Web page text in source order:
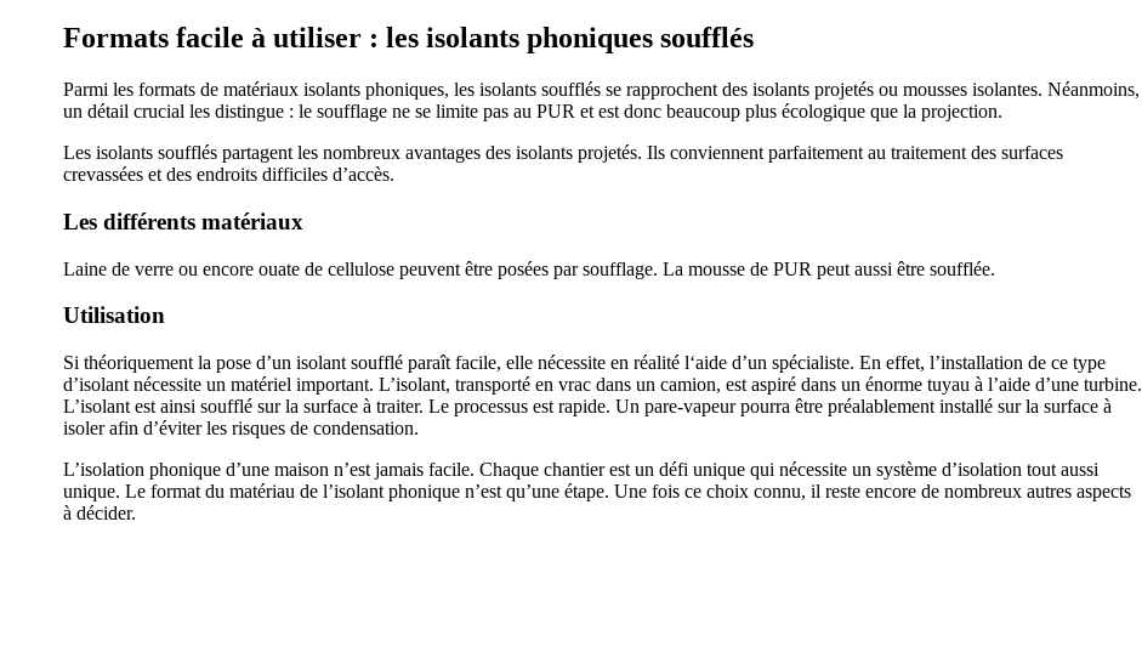
Formats facile à utiliser : les isolants phoniques soufflés
Parmi les formats de matériaux isolants phoniques, les isolants soufflés se rapprochent des isolants projetés ou mousses isolantes. Néanmoins,
un détail crucial les distingue : le soufflage ne se limite pas au PUR et est donc beaucoup plus écologique que la projection.
Les isolants soufflés partagent les nombreux avantages des isolants projetés. Ils conviennent parfaitement au traitement des surfaces
crevassées et des endroits difficiles d’accès.
Les différents matériaux
Laine de verre ou encore ouate de cellulose peuvent être posées par soufflage. La mousse de PUR peut aussi être soufflée.
Utilisation
Si théoriquement la pose d’un isolant soufflé paraît facile, elle nécessite en réalité l‘aide d’un spécialiste. En effet, l’installation de ce type
d’isolant nécessite un matériel important. L’isolant, transporté en vrac dans un camion, est aspiré dans un énorme tuyau à l’aide d’une turbine.
L’isolant est ainsi soufflé sur la surface à traiter. Le processus est rapide. Un pare-vapeur pourra être préalablement installé sur la surface à
isoler afin d’éviter les risques de condensation.
L’isolation phonique d’une maison n’est jamais facile. Chaque chantier est un défi unique qui nécessite un système d’isolation tout aussi
unique. Le format du matériau de l’isolant phonique n’est qu’une étape. Une fois ce choix connu, il reste encore de nombreux autres aspects
à décider.